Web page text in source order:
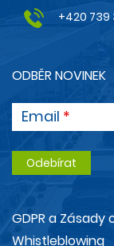
+420
ODBĚR NOVINEK
Email
GDPR a
Whistleblowing